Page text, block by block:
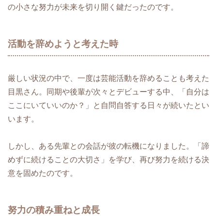
の小さな努力が未来を切り開く鍵だったのです。
活動を辞めようと考えた時
厳しい状況の中で、一度は芸能活動を辞めることも考えた
目黒さん。同期や後輩が次々とデビューする中、「自分は
ここにいていいのか？」と自問自答する日々が続いたとい
います。
しかし、ある先輩との会話が彼の転機になりました。「諦
めずに続けることの大切さ」を学び、再び努力を続ける決
意を固めたのです。
努力の積み重ねと成長